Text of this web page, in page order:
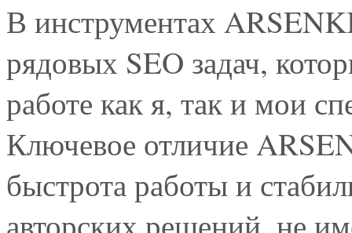
В инструментах
рядовых SEO задач,
работе как я, так и мои
Ключевое отличие
быстрота работы и